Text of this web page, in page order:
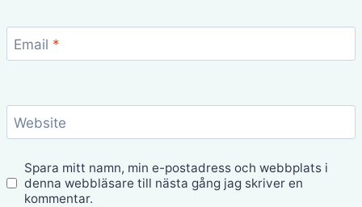
Email *
Website
Spara mitt namn, min e-postadress och webbplats i
denna webbläsare till nästa gång jag skriver en
kommentar.